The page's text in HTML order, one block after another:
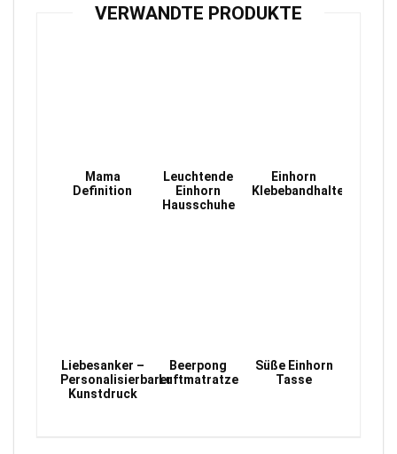
VERWANDTE PRODUKTE
Mama
Definition
Leuchtende
Einhorn
Hausschuhe
Einhorn
Klebebandhalter
Liebesanker –
Personalisierbarer
Kunstdruck
Beerpong
Luftmatratze
Süße Einhorn
Tasse